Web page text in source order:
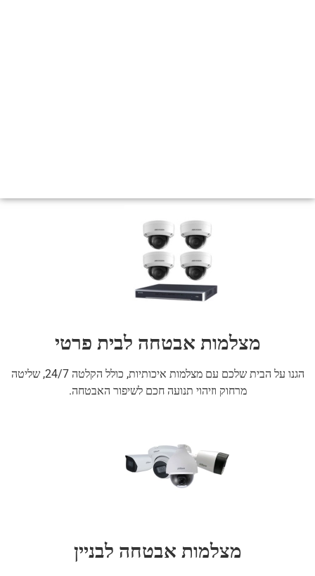
מצלמות אבטחה לבית פרטי
הגנו על הבית שלכם עם מצלמות איכותיות, כולל הקלטה 24/7, שליטה
מרחוק וזיהוי תנועה חכם לשיפור האבטחה.
מצלמות אבטחה לבניין